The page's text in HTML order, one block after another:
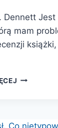
Dennett
mam
NATURA